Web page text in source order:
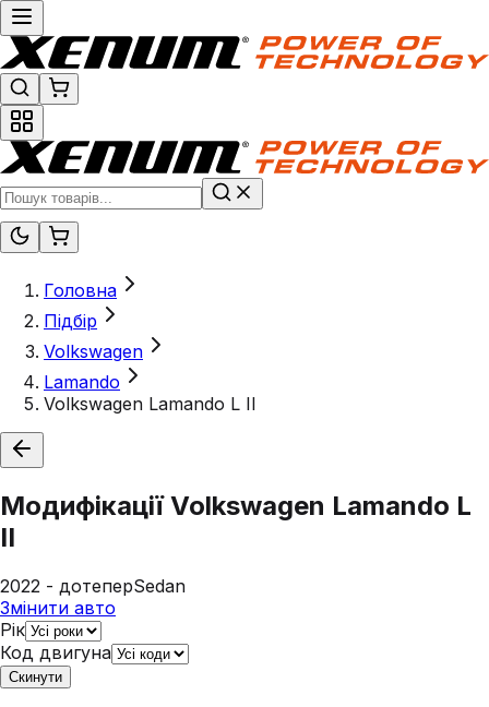
Головна
Підбір
Volkswagen
Lamando
Volkswagen Lamando L II
МодифікаціїVolkswagen Lamando L
II
2022 - дотеперSedan
Змінити авто
Рік
Код двигуна
Скинути